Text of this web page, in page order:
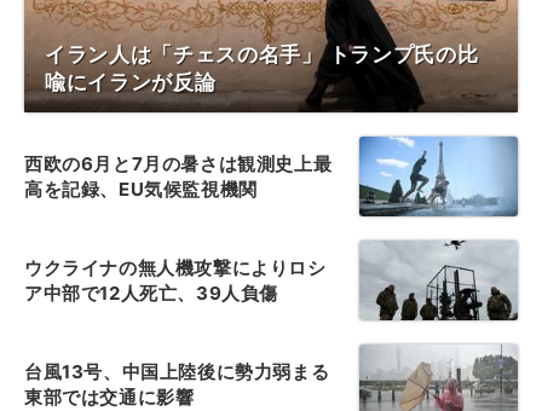
イラン人は「チェスの名手」 トランプ氏の比
喩にイランが反論
西欧の6月と7月の暑さは観測史上最
高を記録、EU気候監視機関
ウクライナの無人機攻撃によりロシ
ア中部で12人死亡、39人負傷
台風13号、中国上陸後に勢力弱まる
東部では交通に影響